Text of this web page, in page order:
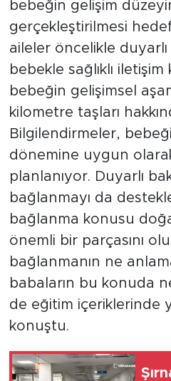
bebeğin gelişim
gerçekleştirilmesi
aileler öncelikle duyarlı
bebekle sağlıklı
bebeğin gelişimsel
kilometre taşları
Bilgilendirmeler,
dönemine uygun
planlanıyor. Duyarlı
bağlanmayı da
bağlanma konusu
önemli bir parçasını
bağlanmanın ne
babaların bu konuda
de eğitim içeriklerinde
konuştu.